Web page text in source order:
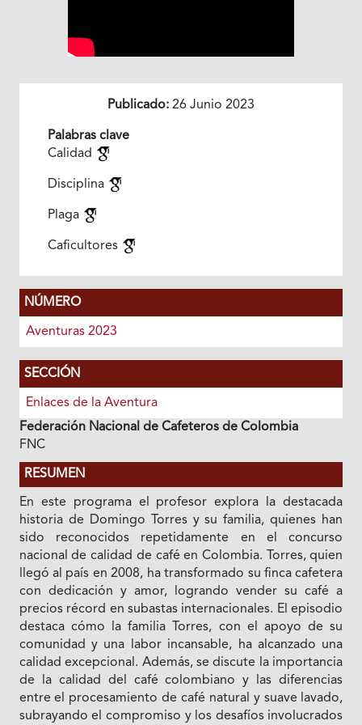
Publicado: 26 Junio 2023
Palabras clave
Calidad
Disciplina
Plaga
Caficultores
NÚMERO
Aventuras 2023
SECCIÓN
Enlaces de la Aventura
Federación Nacional de Cafeteros de Colombia
FNC
RESUMEN
En este programa el profesor explora la destacada
historia de Domingo Torres y su familia, quienes han
sido reconocidos repetidamente en el concurso
nacional de calidad de café en Colombia. Torres, quien
llegó al país en 2008, ha transformado su finca cafetera
con dedicación y amor, logrando vender su café a
precios récord en subastas internacionales. El episodio
destaca cómo la familia Torres, con el apoyo de su
comunidad y una labor incansable, ha alcanzado una
calidad excepcional. Además, se discute la importancia
de la calidad del café colombiano y las diferencias
entre el procesamiento de café natural y suave lavado,
subrayando el compromiso y los desafíos involucrados